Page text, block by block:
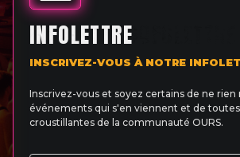
INFOLETTRE
INSCRIVEZ-VOUS À NOTRE
Inscrivez-vous et soyez certains de ne rien
événements qui s'en viennent et de
croustillantes de la communauté OURS.